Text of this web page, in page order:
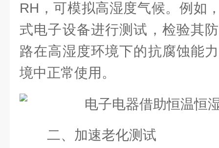
RH，可模拟高湿度气候。例如
式电子设备进行测试，检验其
路在高湿度环境下的抗腐蚀能
境中正常使用。
二、加速老化测试